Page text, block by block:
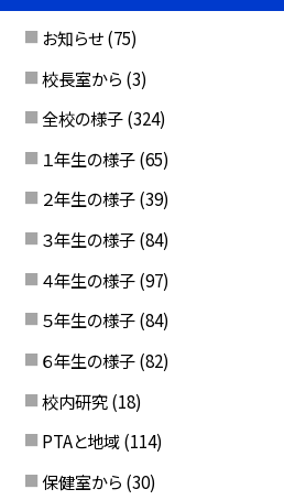
お知らせ (75)
校長室から (3)
全校の様子 (324)
１年生の様子 (65)
２年生の様子 (39)
３年生の様子 (84)
４年生の様子 (97)
５年生の様子 (84)
６年生の様子 (82)
校内研究 (18)
PTAと地域 (114)
保健室から (30)